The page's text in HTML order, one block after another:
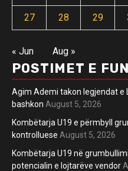
27 28 29
« Jun Aug »
POSTIMET E
Agim Ademi takon legjendat e
bashkon August 5, 2026
Kombëtarja U19 e përmbyll
kontrolluese August 5, 2026
Kombëtarja U19 në
potencialin e lojtarëve vendor